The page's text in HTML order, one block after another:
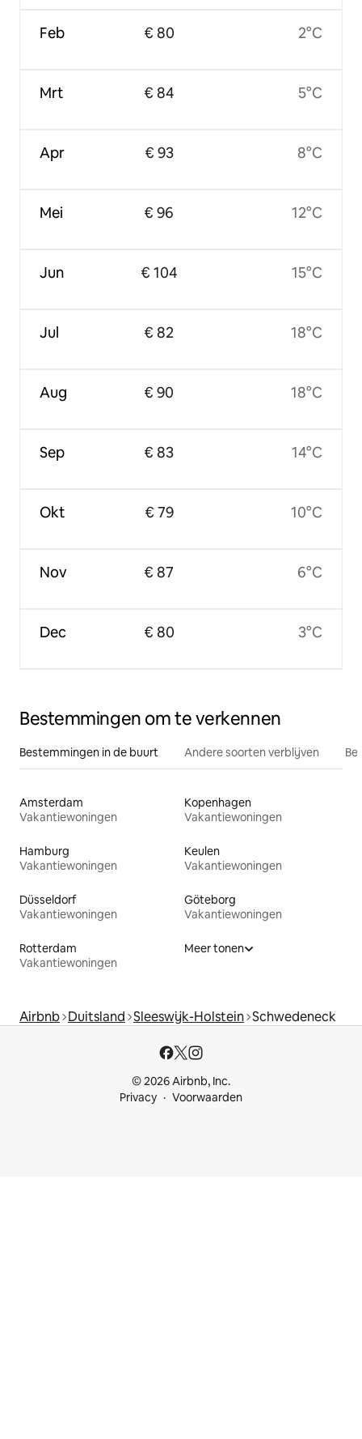
Feb
Mrt
Apr
Mei
Jun
Jul
Aug
Sep
Okt
Nov
Dec
€ 80
€ 84
€ 93
€ 96
€ 104
€ 82
€ 90
€ 83
€ 79
€ 87
€ 80
2°C
5°C
8°C
12°C
15°C
18°C
18°C
14°C
10°C
6°C
3°C
Bestemmingen om te verkennen
Bestemmingen in de buurt Andere soorten verblijven
Amsterdam
Vakantiewoningen
Kopenhagen
Vakantiewoningen
Hamburg
Vakantiewoningen
Keulen
Vakantiewoningen
Düsseldorf
Vakantiewoningen
Göteborg
Vakantiewoningen
Rotterdam
Vakantiewoningen
Meer tonen
Airbnb Duitsland Sleeswijk-Holstein Schwedeneck
© 2026 Airbnb, Inc.
Privacy
Voorwaarden